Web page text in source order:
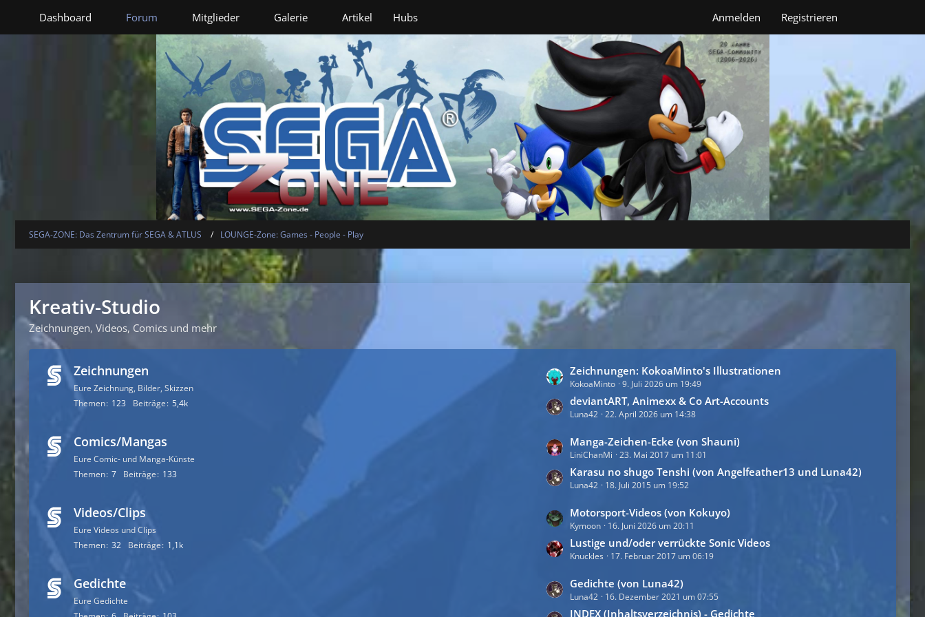
Dashboard Forum Mitglieder Galerie Artikel Hubs Anmelden Registrieren
SEGA-ZONE: Das Zentrum für SEGA & ATLUS LOUNGE-Zone: Games - People - Play
Kreativ-Studio
Zeichnungen, Videos, Comics und mehr
Zeichnungen
Eure Zeichnung, Bilder, Skizzen
Themen 123 Beiträge 5,4k
L
e
t
z
e
e
r
g
Zeichnungen: KokoaMinto's Illustrationen
KokoaMinto 9. Juli 2026 um 19:49
deviantART, Animexx & Co Art-Accounts
Luna42 22. April 2026 um 14:38
Comics/Mangas
Eure Comic- und Manga-Künste
Themen 7 Beiträge 133
L
e
t
z
e
e
r
ä
Manga-Zeichen-Ecke (von Shauni)
LiniChanMi 23. Mai 2017 um 11:01
Karasu no shugo Tenshi (von Angelfeather13 und Luna42)
Luna42 18. Juli 2015 um 19:52
Videos/Clips
Eure Videos und Clips
Themen 32 Beiträge 1,1k
L
e
t
z
e
Motorsport-Videos (von Kokuyo)
Kymoon 16. Juni 2026 um 20:11
Lustige und/oder verrückte Sonic Videos
Knuckles 17. Februar 2017 um 06:19
Gedichte
Eure Gedichte
L
e
t
Gedichte (von Luna42)
Luna42 16. Dezember 2021 um 07:55
INDEX (Inhaltsverzeichnis) - Gedichte